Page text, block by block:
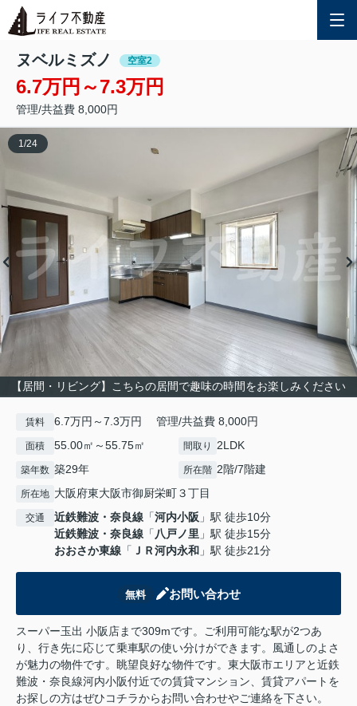
ヌベルミズノ 空室2
6.7万円～7.3万円
管理/共益費 8,000円
【居間・リビング】こちらの居間で趣味の時間をお楽しみください
1/24
賃料 6.7万円～7.3万円 管理/共益費 8,000円
面積 55.00㎡～55.75㎡ 間取り 2LDK
築年数 築29年 所在階 2階/7階建
所在地 大阪府東大阪市御厨栄町３丁目
交通 近鉄難波・奈良線 「河内小阪 」駅 徒歩10分
近鉄難波・奈良線 「八戸ノ里 」駅 徒歩15分
おおさか東線 「 ＪＲ河内永和 」駅 徒歩21分
無料 お問い合わせ
スーパー玉出 小阪店まで309mです。ご利用可能な駅が2つあ
り、行き先に応じて乗車駅の使い分けができます。風通しのよさ
が魅力の物件です。眺望良好な物件です。東大阪市エリアと近鉄
難波・奈良線河内小阪付近での賃貸マンション、賃貸アパートを
お探しの方はぜひコチラからお問い合わせやご連絡を下さい。